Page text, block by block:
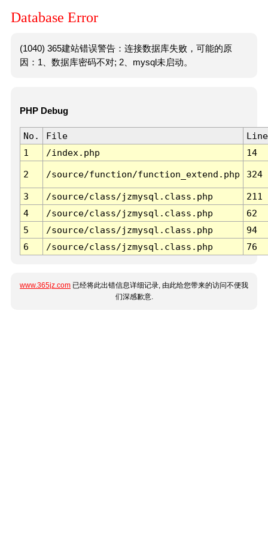
Database Error
(1040) 365建站错误警告：连接数据库失败，可能的原
因：1、数据库密码不对; 2、mysql未启动。
PHP Debug
No. File
Line
1
/index.php 14
2 /source/function/function_extend.php 324
3 /source/class/jzmysql.class.php
211
4
/source/class/jzmysql.class.php
62
5
/source/class/jzmysql.class.php
94
6
/source/class/jzmysql.class.php 76
www.365jz.com 已经将此出错信息详细记录, 由此给您带来的访问不便我
们深感歉意.